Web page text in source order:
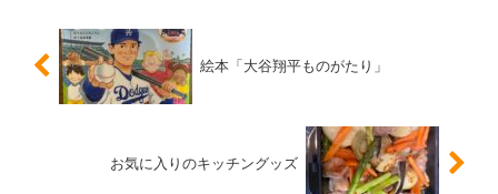
絵本「大谷翔平ものがたり」
お気に入りのキッチングッズ